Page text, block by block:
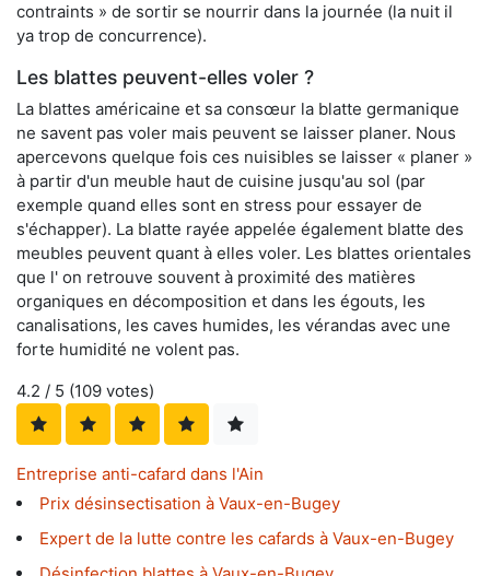
contraints » de sortir se nourrir dans la journée (la nuit il
ya trop de concurrence).
Les blattes peuvent-elles voler ?
La blattes américaine et sa consœur la blatte germanique
ne savent pas voler mais peuvent se laisser planer. Nous
apercevons quelque fois ces nuisibles se laisser « planer »
à partir d'un meuble haut de cuisine jusqu'au sol (par
exemple quand elles sont en stress pour essayer de
s'échapper). La blatte rayée appelée également blatte des
meubles peuvent quant à elles voler. Les blattes orientales
que l' on retrouve souvent à proximité des matières
organiques en décomposition et dans les égouts, les
canalisations, les caves humides, les vérandas avec une
forte humidité ne volent pas.
4.2 / 5 (109 votes)
Entreprise anti-cafard dans l'Ain
Prix désinsectisation à Vaux-en-Bugey
Expert de la lutte contre les cafards à Vaux-en-Bugey